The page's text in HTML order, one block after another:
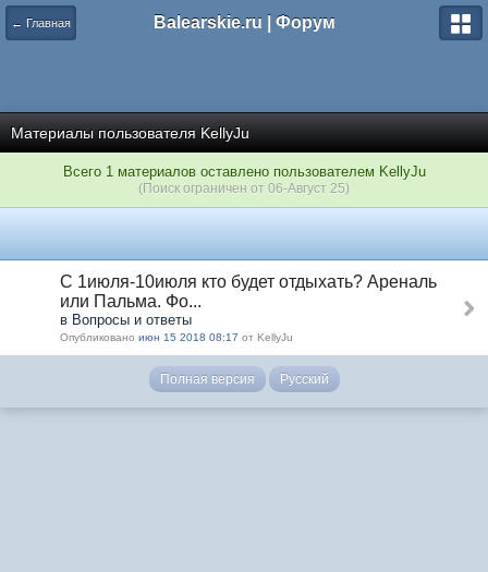
← Главная Balearskie.ru | Форум
Материалы пользователя KellyJu
Всего 1 материалов оставлено пользователем KellyJu
(Поиск ограничен от 06-Август 25)
С 1июля-10июля кто будет отдыхать? Ареналь
или Пальма. Фо...
в Вопросы и ответы
Опубликовано июн 15 2018 08:17 от KellyJu
Полная версия Русский